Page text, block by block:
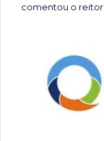
comentou o reitor.